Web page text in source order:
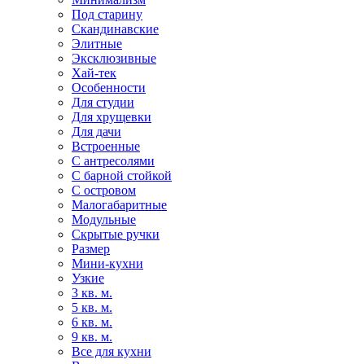
Под старину
Скандинавские
Элитные
Эксклюзивные
Хай-тек
Особенности
Для студии
Для хрущевки
Для дачи
Встроенные
С антресолями
С барной стойкой
С островом
Малогабаритные
Модульные
Скрытые ручки
Размер
Мини-кухни
Узкие
3 кв. м.
5 кв. м.
6 кв. м.
9 кв. м.
Все для кухни